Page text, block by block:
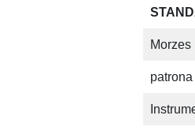
patrona